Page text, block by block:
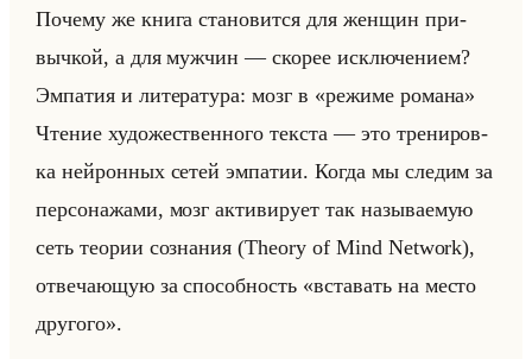
По­че­му же книга ста­но­вит­ся для жен­щин при­
выч­кой, а для муж­чин — ско­рее ис­клю­че­ни­ем?
Эм­па­тия и ли­те­ра­ту­ра: мозг в «режиме романа»
Чте­ние ху­до­же­ствен­но­го тек­ста — это тре­ни­ров­
ка нейрон­ных сетей эм­па­тии. Когда мы сле­дим за
пер­со­на­жа­ми, мозг ак­ти­ви­ру­ет так на­зы­ва­емую
сеть тео­рии со­зна­ния (Theory of Mind Network),
от­ве­ча­ющую за спо­соб­ность «вставать на место
другого».